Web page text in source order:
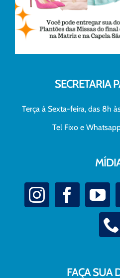
SECRETARIA
Terça à Sexta-feira, das 8h
Tel Fixo e
FAÇA SUA